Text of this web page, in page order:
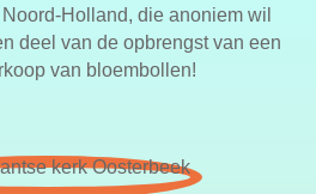
Holland, die anoniem wil
deel van de opbrengst van een
van bloembollen!